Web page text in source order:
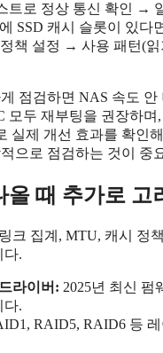
트로 정상 통신 확인 →
SSD 캐시 슬롯이 있다
정책 설정 → 사용 패턴(
점검하면 NAS 속도
모두 재부팅을 권장하며
실제 개선 효과를 확
으로 점검하는 것이 중
올 때 추가로 고
크 집계, MTU, 캐시 정
다.
라이버: 2025년 최신 펌
다.
RAID5, RAID6 등